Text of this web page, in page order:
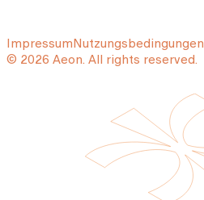
ImpressumNutzungsbedingungen
© 2026 Aeon. All rights reserved.